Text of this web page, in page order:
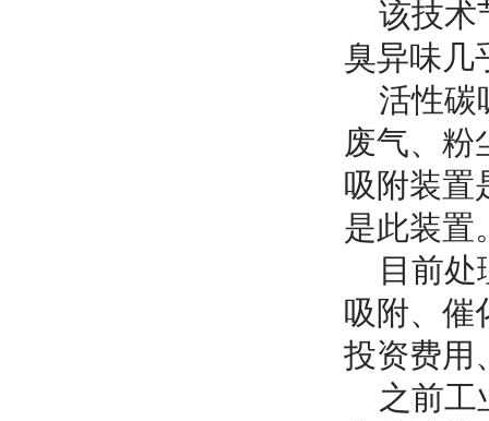
该技术
臭异味几
活性碳
废气、粉
吸附装置
是此装置
目前处
吸附、催
投资费用
之前工